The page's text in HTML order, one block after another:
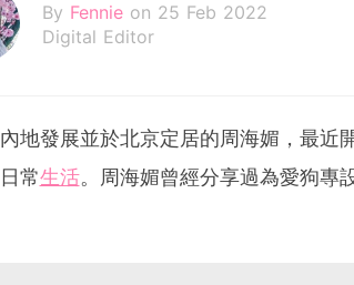
By Fennie on 25 Feb 2022
Digital Editor
地發展並於北京定居的周海媚，最近
常生活。周海媚曾經分享過為愛狗專